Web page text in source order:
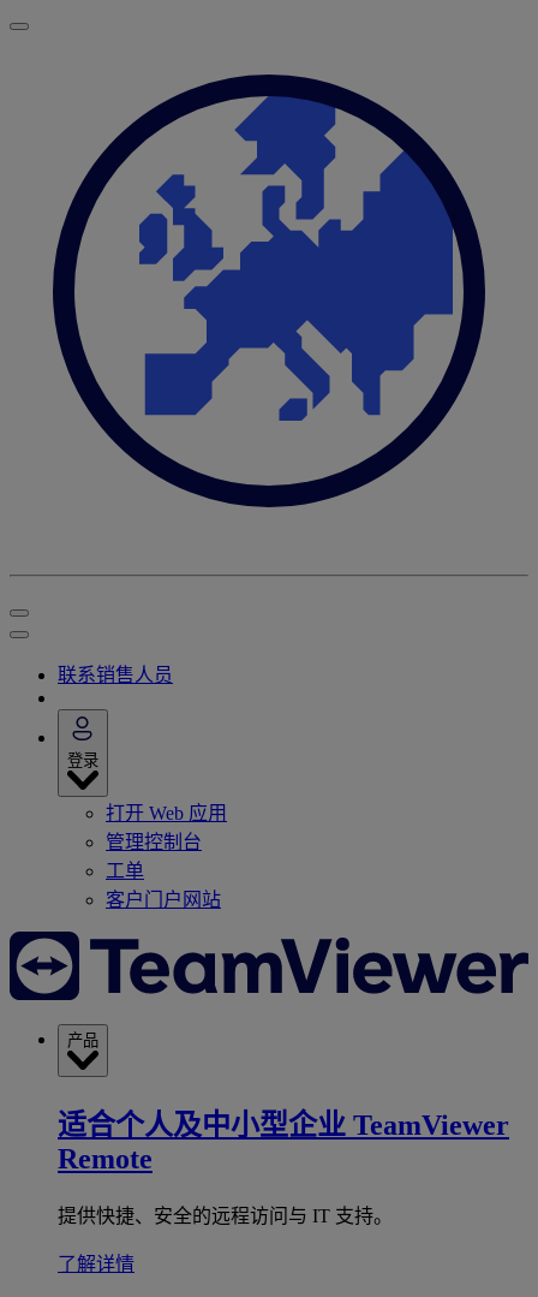
联系销售人员
登录
打开 Web 应用
管理控制台
工单
客户门户网站
产品
适合个人及中小型企业 TeamViewer
Remote
提供快捷、安全的远程访问与 IT 支持。
了解详情